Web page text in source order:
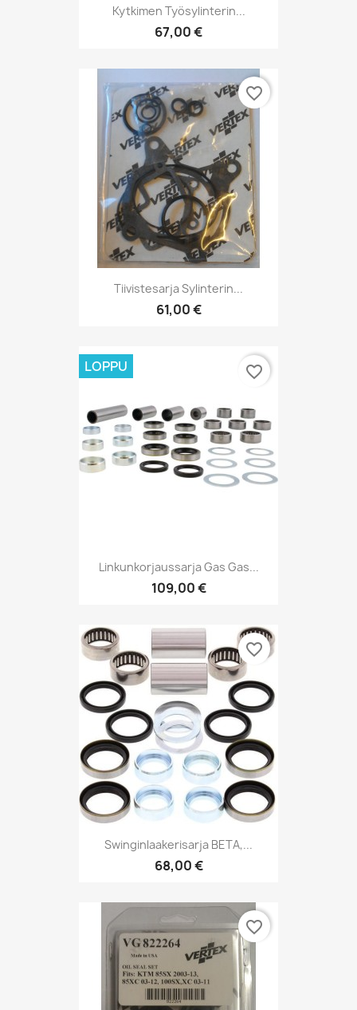
Kytkimen Työsylinterin...
67,00 €
Tiivistesarja Sylinterin...
61,00 €
favorite_border
Linkunkorjaussarja Gas Gas...
109,00 €
LOPPU favorite_border
Swinginlaakerisarja BETA,...
68,00 €
favorite_border
favorite_border